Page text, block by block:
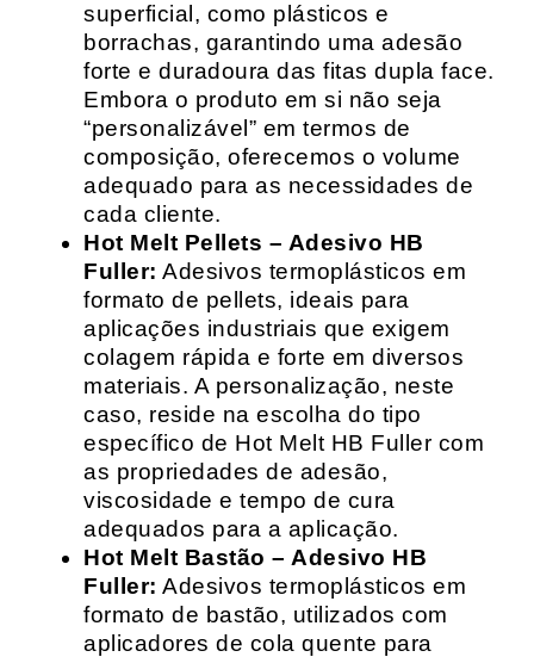
superficial, como plásticos e
borrachas, garantindo uma adesão
forte e duradoura das fitas dupla face.
Embora o produto em si não seja
“personalizável” em termos de
composição, oferecemos o volume
adequado para as necessidades de
cada cliente.
Hot Melt Pellets – Adesivo HB
Fuller: Adesivos termoplásticos em
formato de pellets, ideais para
aplicações industriais que exigem
colagem rápida e forte em diversos
materiais. A personalização, neste
caso, reside na escolha do tipo
específico de Hot Melt HB Fuller com
as propriedades de adesão,
viscosidade e tempo de cura
adequados para a aplicação.
Hot Melt Bastão – Adesivo HB
Fuller: Adesivos termoplásticos em
formato de bastão, utilizados com
aplicadores de cola quente para